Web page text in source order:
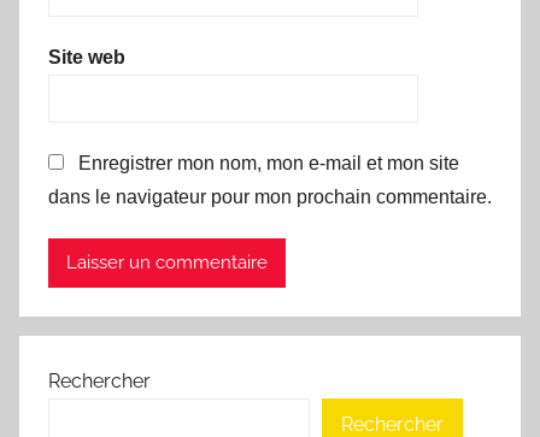
Site web
Enregistrer mon nom, mon e-mail et mon site
dans le navigateur pour mon prochain commentaire.
Rechercher
Rechercher